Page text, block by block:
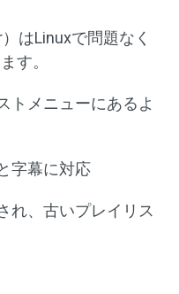
はLinuxで問題なく
す。
トメニューにあるよ
字幕に対応
れ、古いプレイリス